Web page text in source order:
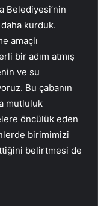
Belediyesi’nin
kurduk.
amaçlı
bir adım atmış
ve su
Bu çabanın
mutluluk
öncülük eden
birimimizi
belirtmesi de